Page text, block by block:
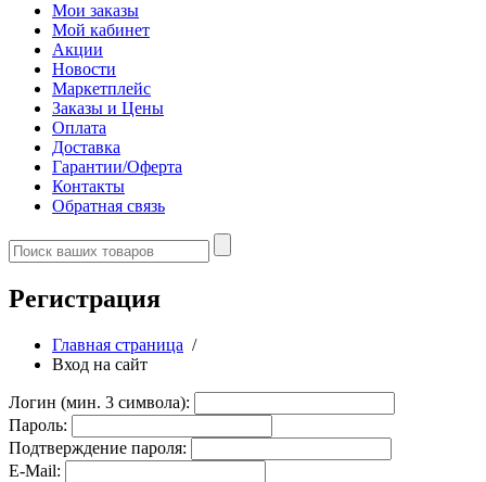
Мои заказы
Мой кабинет
Акции
Новости
Маркетплейс
Заказы и Цены
Оплата
Доставка
Гарантии/Оферта
Контакты
Обратная связь
Регистрация
Главная страница /
Вход на сайт
Логин (мин. 3 символа):
Пароль:
Подтверждение пароля:
E-Mail: